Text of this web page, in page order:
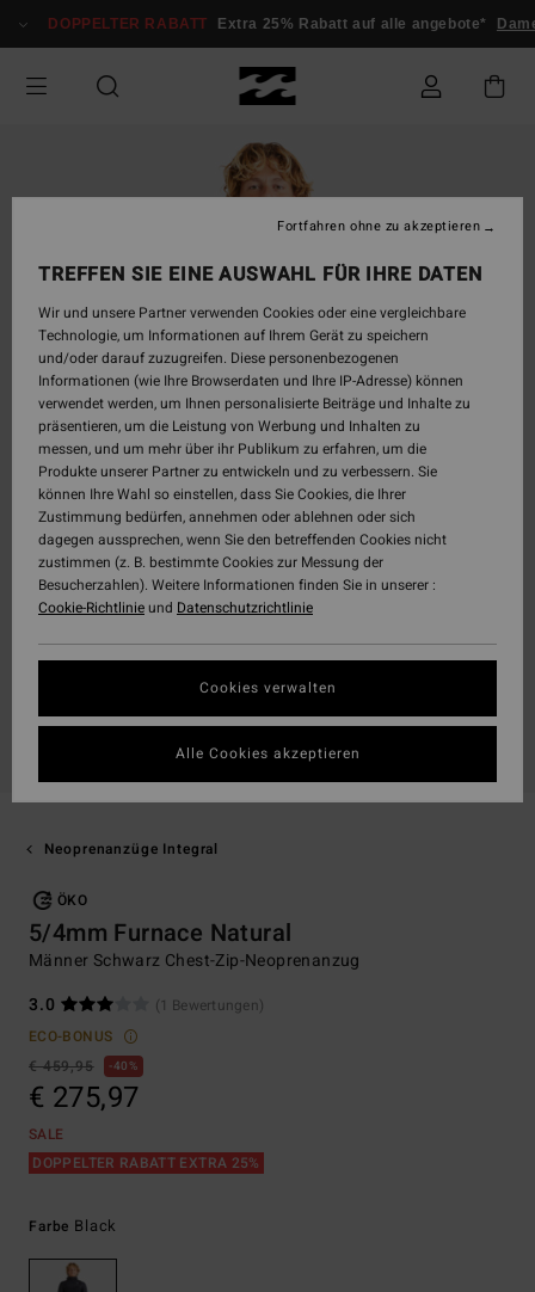
zur
springen
DOPPELTER RABATT Extra 25% Rabatt auf alle angebote* Damen
Neoprenanzüge Integral
ÖKO
5/4mm Furnace Natural
Männer Schwarz Chest-Zip-Neoprenanzug
3.0
(1 Bewertungen)
ECO-BONUS
€ 459,95
40%
€ 275,97
SALE
DOPPELTER RABATT EXTRA 25%
Farbe Black
TREFFEN SIE EINE AUSWAHL FÜR IHRE DATEN
Wir und unsere Partner verwenden Cookies oder eine vergleichbare
Technologie, um Informationen auf Ihrem Gerät zu speichern
und/oder darauf zuzugreifen. Diese personenbezogenen
Informationen (wie Ihre Browserdaten und Ihre IP-Adresse) können
verwendet werden, um Ihnen personalisierte Beiträge und Inhalte zu
präsentieren, um die Leistung von Werbung und Inhalten zu
messen, und um mehr über ihr Publikum zu erfahren, um die
Produkte unserer Partner zu entwickeln und zu verbessern. Sie
können Ihre Wahl so einstellen, dass Sie Cookies, die Ihrer
Zustimmung bedürfen, annehmen oder ablehnen oder sich
dagegen aussprechen, wenn Sie den betreffenden Cookies nicht
zustimmen (z. B. bestimmte Cookies zur Messung der
Besucherzahlen). Weitere Informationen finden Sie in unserer :
Cookie-Richtlinieund Datenschutzrichtlinie
Cookies verwalten
Fortfahren ohne zu akzeptieren
Alle Cookies akzeptieren